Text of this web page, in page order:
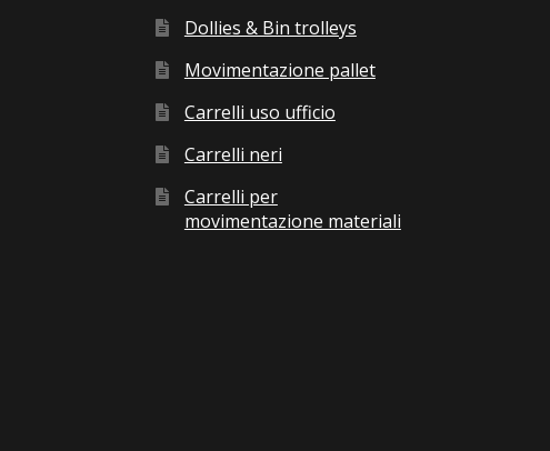
Dollies & Bin trolleys
Movimentazione pallet
Carrelli uso ufficio
Carrelli neri
Carrelli per
movimentazione materiali